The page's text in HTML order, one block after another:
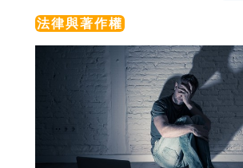
法律與著作權